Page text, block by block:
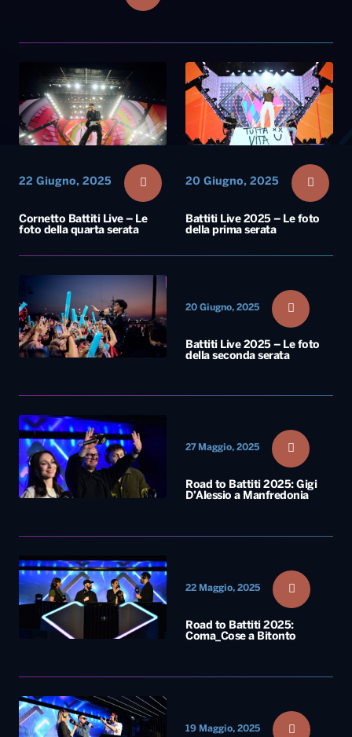
Cornetto Battiti Live – Le
foto della quarta serata
22 Giugno, 2025
Battiti Live 2025 – Le foto
della prima serata
20 Giugno, 2025
20 Giugno, 2025
Battiti Live 2025 – Le foto
della seconda serata
27 Maggio, 2025
Road to Battiti 2025: Gigi
D’Alessio a Manfredonia
22 Maggio, 2025
Road to Battiti 2025:
Coma_Cose a Bitonto
19 Maggio, 2025